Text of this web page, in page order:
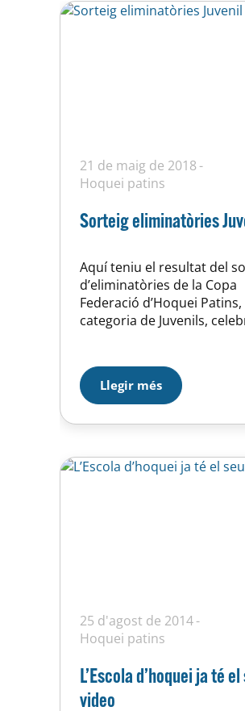
21 de maig de 2018
Hoquei patins
Sorteig eliminatòries
Aquí teniu el resultat del
d’eliminatòries de la Copa
Federació d’Hoquei Patins,
categoria de Juvenils,
Llegir més
25 d'agost de 2014
Hoquei patins
L’Escola d’hoquei ja té
video